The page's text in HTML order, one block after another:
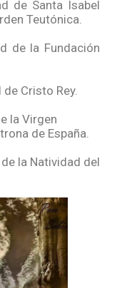
de Santa Isabel
Teutónica.
de la Fundación
Cristo Rey.
la Virgen
de España.
la Natividad del